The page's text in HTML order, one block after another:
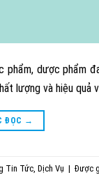
phẩm, dược phẩm
lượng và hiệu quả
ĐỌC →
Tin Tức, Dịch Vụ | Được